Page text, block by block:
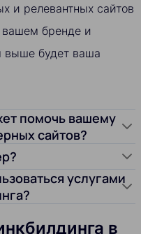
и релевантных сайтов
вашем бренде и
выше будет ваша
помочь вашему
сайтов?
услугами
в